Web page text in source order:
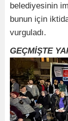
belediyesinin
bunun için
vurguladı.
GEÇMİŞTE